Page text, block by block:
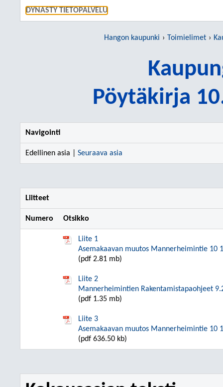
DYNASTY TIETOPALVELU
Hangon kaupunki Toimielimet
Pöytäkirja
Navigointi
Edellinen asia | Seuraava asia
Liitteet
Numero Otsikko
Liite 1
Asemakaavan muutos Mannerheimintie 10
(pdf 2.81 mb)
Liite 2
Mannerheimintien Rakentamistapaohjeet
(pdf 1.35 mb)
Liite 3
Asemakaavan muutos Mannerheimintie 10
(pdf 636.50 kb)